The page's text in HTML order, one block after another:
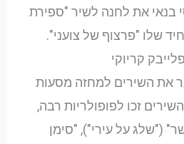
בנאי את לחנה לשיר "ספירת
שלו "פרצוף של צועני".
קריוקי
שמר את השירים למחזה מסעות
זכו לפופולריות רבה,
("שלג על עירי"), "סימן